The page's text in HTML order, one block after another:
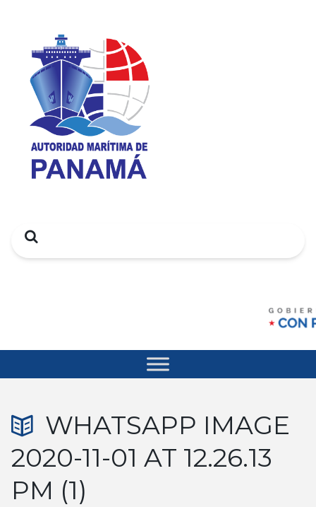
Search
WHATSAPP IMAGE
2020-11-01 AT 12.26.13
PM (1)